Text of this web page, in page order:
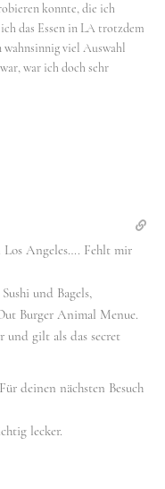
konnte, die ich
das Essen in LA trotzdem
wahnsinnig viel Auswahl
war ich doch sehr
Los Angeles…. Fehlt mir
und Bagels,
Burger Animal Menue.
und gilt als das secret
deinen nächsten Besuch
lecker.